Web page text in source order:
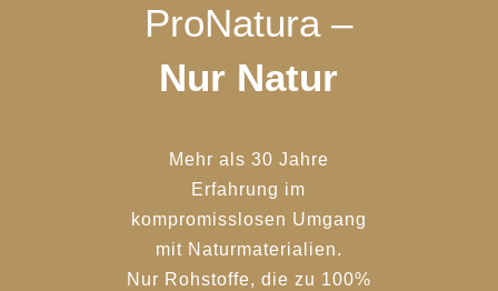
ProNatura –
Nur Natur
Mehr als 30 Jahre
Erfahrung im
kompromisslosen Umgang
mit Naturmaterialien.
Nur Rohstoffe, die zu 100%